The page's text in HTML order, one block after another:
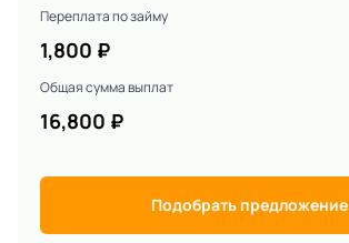
Переплата по займу
1,800 ₽
Общая сумма выплат
16,800 ₽
Подобрать предложение